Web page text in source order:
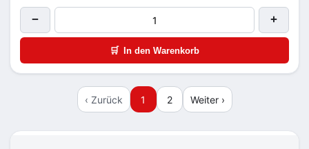
− +
🛒 In den Warenkorb
‹ Zurück 1 2 Weiter ›